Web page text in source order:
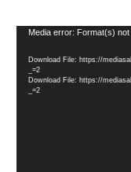
Video
Media error: Format(s)
Download File: https://
_=2
Download File: https://
_=2